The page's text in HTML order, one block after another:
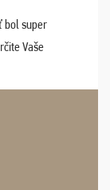
bol super
Vaše